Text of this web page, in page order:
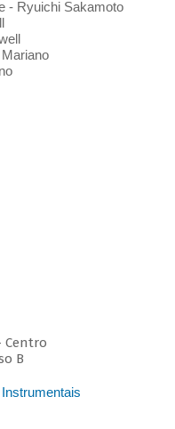
- Ryuichi Sakamoto
Centro
B